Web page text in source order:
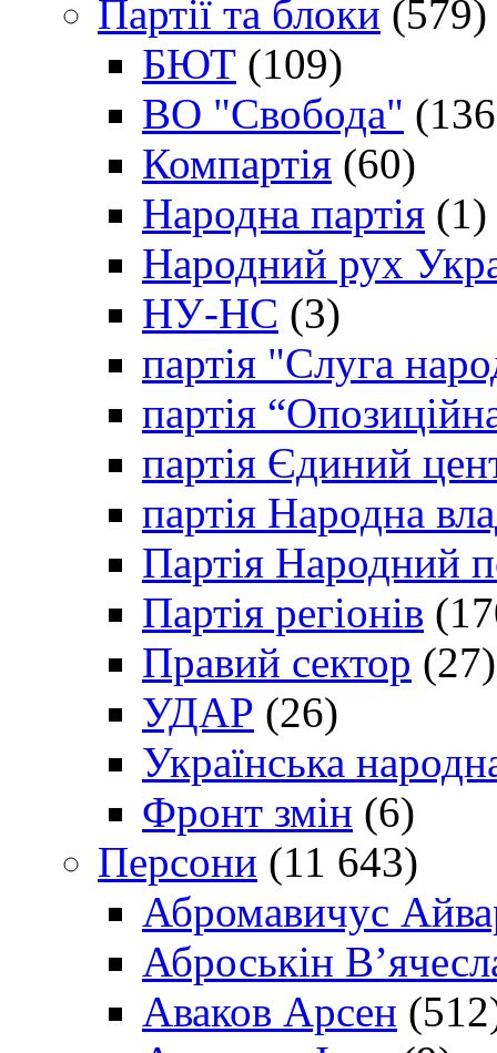
Партії та блоки (579)
БЮТ (109)
ВО "Свобода"
Компартія (60)
Народна партія (1)
Народний рух
НУ-НС (3)
партія "Слуга
партія
партія Єдиний
партія Народна
Партія Народний
Партія регіонів
Правий сектор (27)
УДАР (26)
Українська
Фронт змін (6)
Персони (11 643)
Абромавичус
Аброськін
Аваков Арсен